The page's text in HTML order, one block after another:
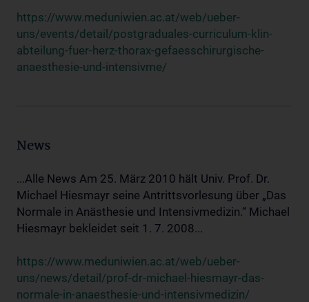
https://www.meduniwien.ac.at/web/ueber-
uns/events/detail/postgraduales-curriculum-klin-
abteilung-fuer-herz-thorax-gefaesschirurgische-
anaesthesie-und-intensivme/
News
...Alle News Am 25. März 2010 hält Univ. Prof. Dr.
Michael Hiesmayr seine Antrittsvorlesung über „Das
Normale in Anästhesie und Intensivmedizin.“ Michael
Hiesmayr bekleidet seit 1. 7. 2008...
https://www.meduniwien.ac.at/web/ueber-
uns/news/detail/prof-dr-michael-hiesmayr-das-
normale-in-anaesthesie-und-intensivmedizin/